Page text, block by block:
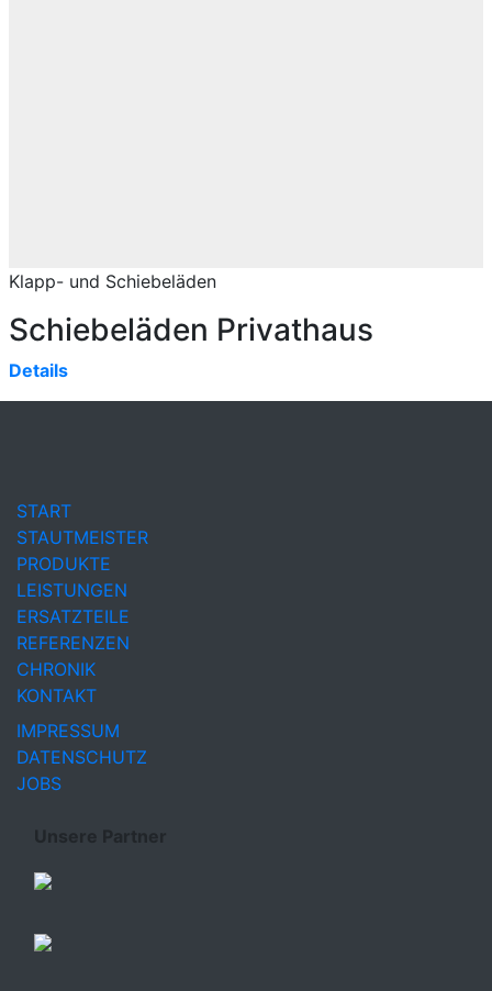
Klapp- und Schiebeläden
Schiebeläden Privathaus
Details
START
STAUTMEISTER
PRODUKTE
LEISTUNGEN
ERSATZTEILE
REFERENZEN
CHRONIK
KONTAKT
IMPRESSUM
DATENSCHUTZ
JOBS
Unsere Partner